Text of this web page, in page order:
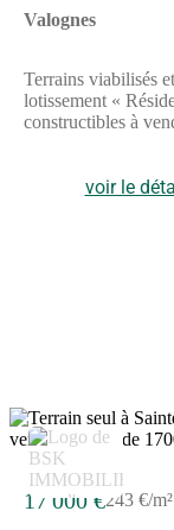
Valognes
Terrains viabilisés
lotissement «
constructibles à
total 74 terrains à
superficie de ces
quoi construire
voir le
5
17 000 €243 €/m²